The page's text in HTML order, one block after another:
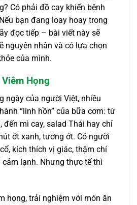
Có phải đồ cay khiến bệnh
bạn đang loay hoay trong
đọc tiếp – bài viết này sẽ
nguyên nhân và có lựa chọn
của mình.
Họng
ngày của người Việt, nhiều
“linh hồn” của bữa cơm: từ
đến mì cay, salad Thái hay chỉ
ớt xanh, tương ớt. Có người
kích thích vị giác, thậm chí
cảm lạnh. Nhưng thực tế thì
họng, trải nghiệm với món ăn